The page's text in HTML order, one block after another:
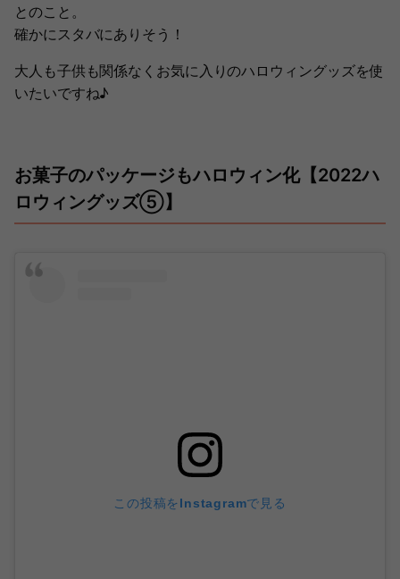
とのこと。
確かにスタバにありそう！
大人も子供も関係なくお気に入りのハロウィングッズを使
いたいですね♪
お菓子のパッケージもハロウィン化【2022ハ
ロウィングッズ⑤】
この投稿をInstagramで見る